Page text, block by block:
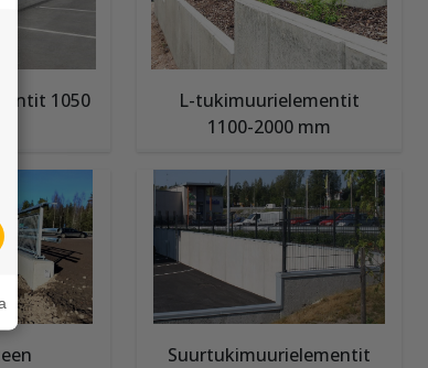
1050
L-tukimuurielementit
1100-2000 mm
Suurtukimuurielementit